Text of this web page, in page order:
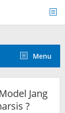
Menu
Jang
?